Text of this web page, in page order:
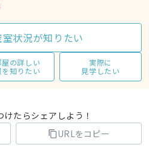
状況が知りたい
屋の詳しい
を知りたい
実際に
見学したい
たらシェアしよう！
URLをコピー